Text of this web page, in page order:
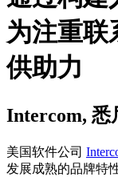
为注重联
供助力
Intercom, 悉
美国软件公司
发展成熟的品牌特